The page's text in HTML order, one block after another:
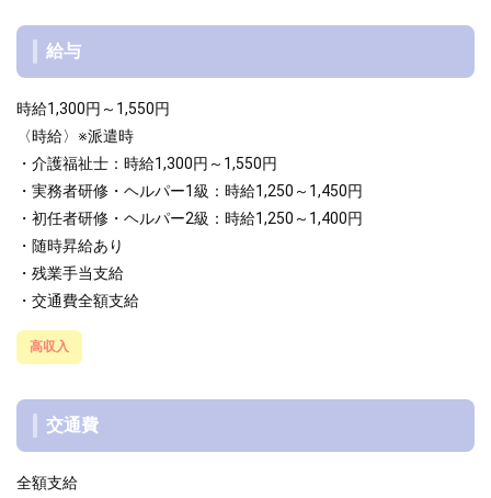
給与
時給1,300円～1,550円
〈時給〉※派遣時
・介護福祉士：時給1,300円～1,550円
・実務者研修・ヘルパー1級：時給1,250～1,450円
・初任者研修・ヘルパー2級：時給1,250～1,400円
・随時昇給あり
・残業手当支給
・交通費全額支給
高収入
交通費
全額支給